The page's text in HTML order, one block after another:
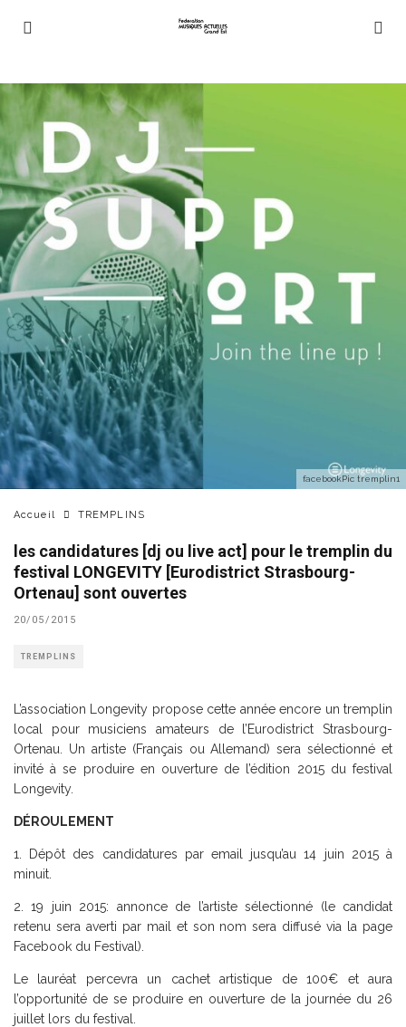
facebookPic tremplin1
Accueil TREMPLINS
les candidatures [dj ou live act] pour le tremplin du
festival LONGEVITY [Eurodistrict Strasbourg-
Ortenau] sont ouvertes
20/05/2015
TREMPLINS
L’association Longevity propose cette année encore un tremplin
local pour musiciens amateurs de l’Eurodistrict Strasbourg-
Ortenau. Un artiste (Français ou Allemand) sera sélectionné et
invité à se produire en ouverture de l’édition 2015 du festival
Longevity.
DÉROULEMENT
1. Dépôt des candidatures par email jusqu’au 14 juin 2015 à
minuit.
2. 19 juin 2015: annonce de l’artiste sélectionné (le candidat
retenu sera averti par mail et son nom sera diffusé via la page
Facebook du Festival).
Le lauréat percevra un cachet artistique de 100€ et aura
l’opportunité de se produire en ouverture de la journée du 26
juillet lors du festival.